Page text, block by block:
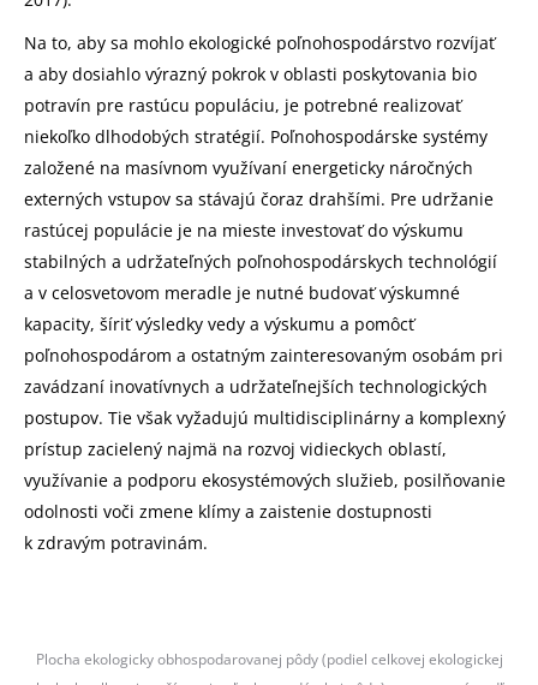
Na to, aby sa mohlo ekologické poľnohospodárstvo rozvíjať
a aby dosiahlo výrazný pokrok v oblasti poskytovania bio
potravín pre rastúcu populáciu, je potrebné realizovať
niekoľko dlhodobých stratégií. Poľnohospodárske systémy
založené na masívnom využívaní energeticky náročných
externých vstupov sa stávajú čoraz drahšími. Pre udržanie
rastúcej populácie je na mieste investovať do výskumu
stabilných a udržateľných poľnohospodárskych technológií
a v celosvetovom meradle je nutné budovať výskumné
kapacity, šíriť výsledky vedy a výskumu a pomôcť
poľnohospodárom a ostatným zainteresovaným osobám pri
zavádzaní inovatívnych a udržateľnejších technologických
postupov. Tie však vyžadujú multidisciplinárny a komplexný
prístup zacielený najmä na rozvoj vidieckych oblastí,
využívanie a podporu ekosystémových služieb, posilňovanie
odolnosti voči zmene klímy a zaistenie dostupnosti
k zdravým potravinám.
Plocha ekologicky obhospodarovanej pôdy (podiel celkovej ekologickej